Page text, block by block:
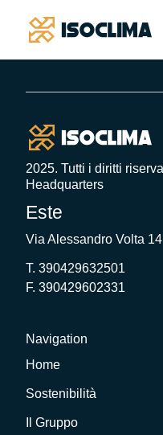
2025. Tutti i diritti
Headquarters
Este
Via Alessandro Volta
T. 390429632501
F. 390429602331
Navigation
Home
Sostenibilità
Il Gruppo